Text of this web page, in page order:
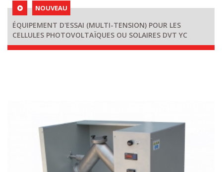
NOUVEAU
ÉQUIPEMENT D'ESSAI (MULTI-TENSION) POUR LES
CELLULES PHOTOVOLTAÏQUES OU SOLAIRES DVT YC